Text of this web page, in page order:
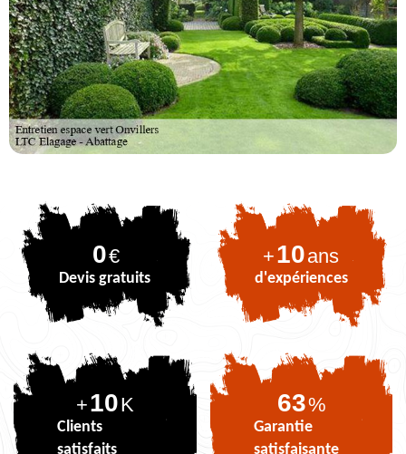
0€
Devis gratuits
+10ans
d'expériences
+10K
Clients
satisfaits
79%
Garantie
satisfaisante